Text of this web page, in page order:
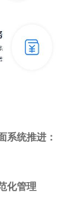
系统推进：
化管理